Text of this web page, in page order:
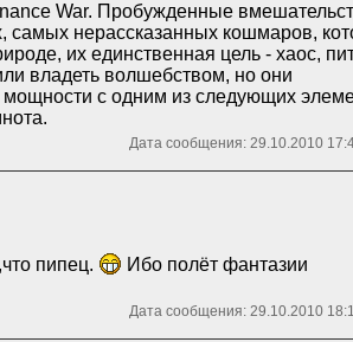
War. Пробужденные
нерассказанных кошмаров,
их единственная цель - хаос,
владеть волшебством, но они
с одним из следующих
Дата сообщения: 29.10.2010
пипец.
Ибо полёт фантазии
Дата сообщения: 29.10.2010